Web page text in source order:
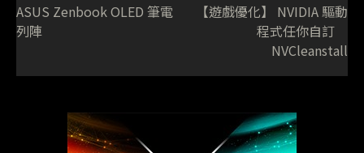
ASUS Zenbook OLED 筆電
列陣
【遊戲優化】 NVIDIA 驅動
程式任你自訂
NVCleanstall